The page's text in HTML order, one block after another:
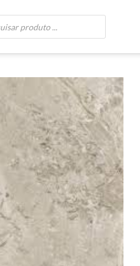
Adicionar
como
favorito